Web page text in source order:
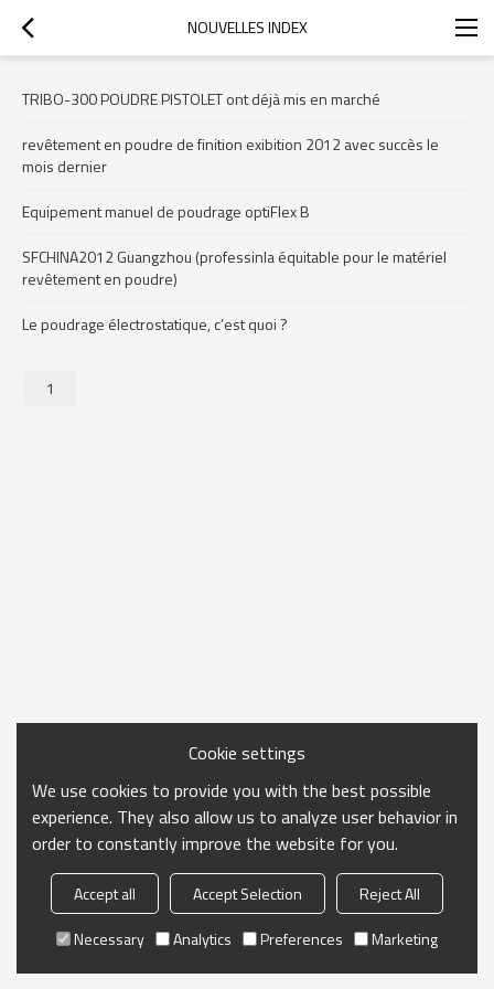
NOUVELLES INDEX
TRIBO-300 POUDRE PISTOLET ont déjà mis en marché
revêtement en poudre de finition exibition 2012 avec succès le
mois dernier
Equipement manuel de poudrage optiFlex B
SFCHINA2012 Guangzhou (professinla équitable pour le matériel
revêtement en poudre)
Le poudrage électrostatique, c’est quoi ?
1
Cookie settings
We use cookies to provide you with the best possible
experience. They also allow us to analyze user behavior in
order to constantly improve the website for you.
Accept all Accept Selection
Reject All
Necessary
Analytics Preferences Marketing